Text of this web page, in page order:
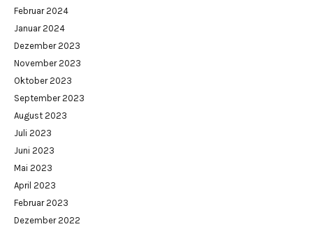
Februar 2024
Januar 2024
Dezember 2023
November 2023
Oktober 2023
September 2023
August 2023
Juli 2023
Juni 2023
Mai 2023
April 2023
Februar 2023
Dezember 2022